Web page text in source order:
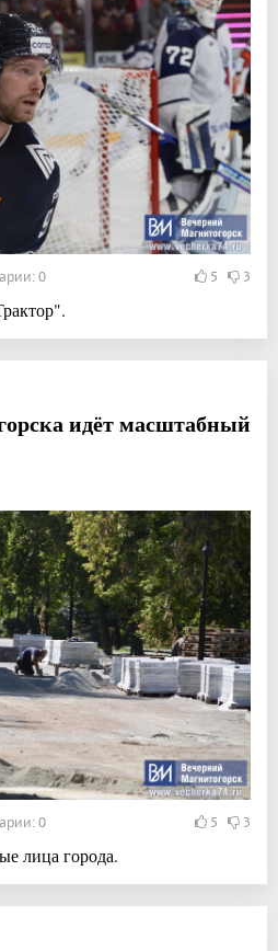
0 5 3
идёт масштабный
0 5 3
лица города.